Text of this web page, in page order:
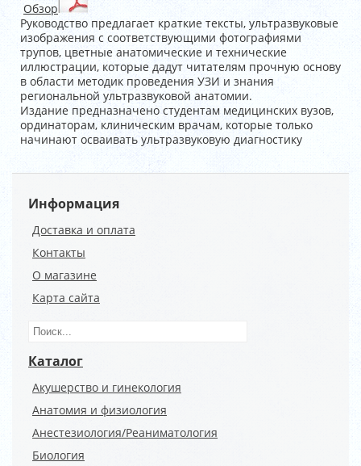
Обзор
Руководство предлагает краткие тексты, ультразвуковые
изображения с соответствующими фотографиями
трупов, цветные анатомические и технические
иллюстрации, которые дадут читателям прочную основу
в области методик проведения УЗИ и знания
региональной ультразвуковой анатомии.
Издание предназначено студентам медицинских вузов,
ординаторам, клиническим врачам, которые только
начинают осваивать ультразвуковую диагностику
Информация
Доставка и оплата
Контакты
О магазине
Карта сайта
Каталог
Акушерство и гинекология
Анатомия и физиология
Анестезиология/Реаниматология
Биология